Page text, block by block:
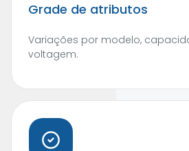
Grade de atributos
Variações por modelo,
voltagem.